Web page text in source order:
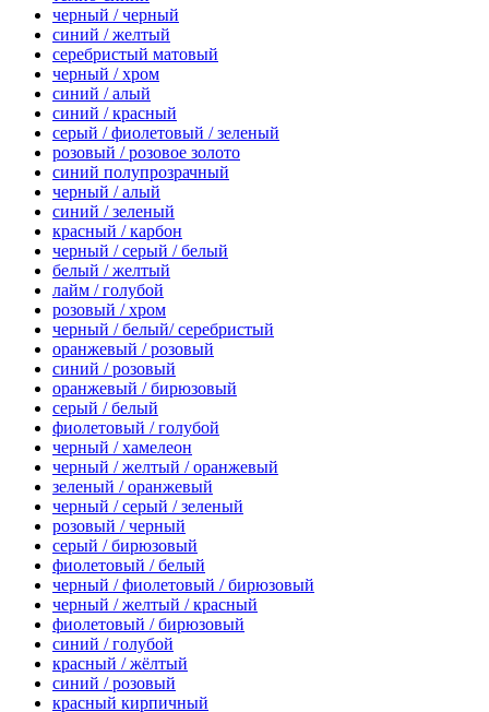
черный / черный
синий / желтый
серебристый матовый
черный / хром
синий / алый
синий / красный
серый / фиолетовый / зеленый
розовый / розовое золото
синий полупрозрачный
черный / алый
синий / зеленый
красный / карбон
черный / серый / белый
белый / желтый
лайм / голубой
розовый / хром
черный / белый/ серебристый
оранжевый / розовый
синий / розовый
оранжевый / бирюзовый
серый / белый
фиолетовый / голубой
черный / хамелеон
черный / желтый / оранжевый
зеленый / оранжевый
черный / серый / зеленый
розовый / черный
серый / бирюзовый
фиолетовый / белый
черный / фиолетовый / бирюзовый
черный / желтый / красный
фиолетовый / бирюзовый
синий / голубой
красный / жёлтый
синий / розовый
красный кирпичный